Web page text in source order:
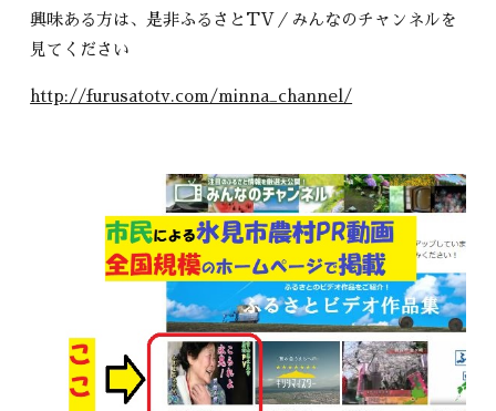
興味ある方は、是非ふるさとTV／みんなのチャンネルを
見てください
http://furusatotv.com/minna_channel/